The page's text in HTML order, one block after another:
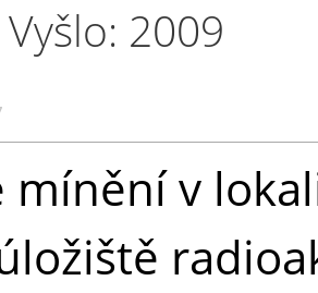
2009
mínění v